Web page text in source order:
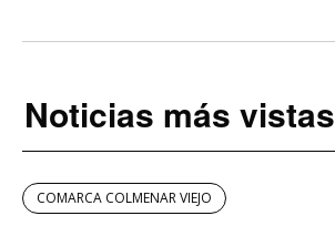
Noticias más vistas
COMARCA COLMENAR VIEJO